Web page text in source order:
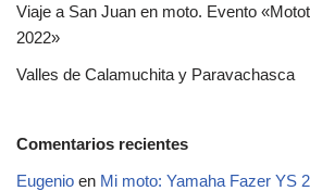
Viaje a San Juan en moto. Evento
2022»
Valles de Calamuchita y Paravachasca
Comentarios recientes
Eugenio en Mi moto: Yamaha Fazer YS